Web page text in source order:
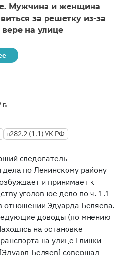
Мужчина и женщина
за решетку из-за
вере на улице
282.2 (1.1) УК РФ
следователь
по Ленинскому району
и принимает к
уголовное дело по ч. 1.1
Эдуарда Беляева.
доводы (по мнению
на остановке
на улице Глинки
Беляев] совершал